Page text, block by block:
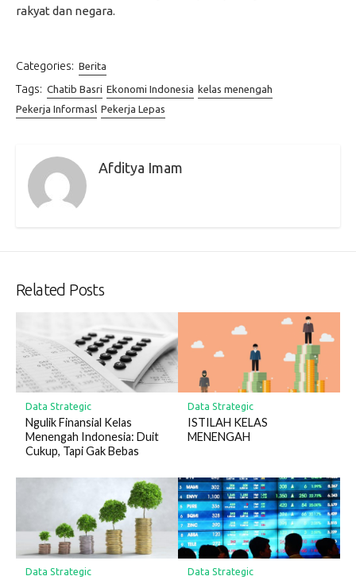
rakyat dan negara.
Categories: Berita
Tags: Chatib Basri Ekonomi Indonesia kelas menengah
Pekerja Informasl Pekerja Lepas
Afditya Imam
Related Posts
Data Strategic
Ngulik Finansial Kelas
Menengah Indonesia: Duit
Cukup, Tapi Gak Bebas
Data Strategic
ISTILAH KELAS
MENENGAH
Data Strategic Data Strategic